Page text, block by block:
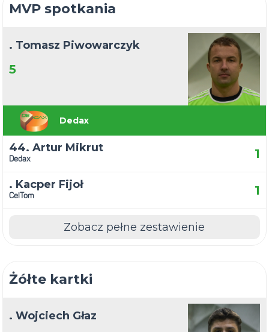
MVP spotkania
. Tomasz Piwowarczyk
5
Dedax
44. Artur Mikrut
Dedax 1
. Kacper Fijoł
CelTom 1
Zobacz pełne zestawienie
Żółte kartki
. Wojciech Głaz